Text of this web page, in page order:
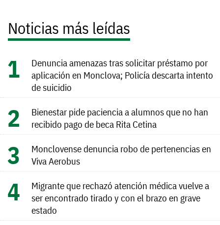
Noticias más leídas
Denuncia amenazas tras solicitar préstamo por
aplicación en Monclova; Policía descarta intento
de suicidio
Bienestar pide paciencia a alumnos que no han
recibido pago de beca Rita Cetina
Monclovense denuncia robo de pertenencias en
Viva Aerobus
Migrante que rechazó atención médica vuelve a
ser encontrado tirado y con el brazo en grave
estado